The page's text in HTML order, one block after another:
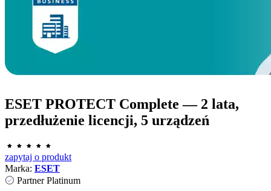
ESET PROTECT Complete — 2 lata,
przedłużenie licencji, 5 urządzeń
zapytaj o produkt
Marka: ESET
Partner Platinum